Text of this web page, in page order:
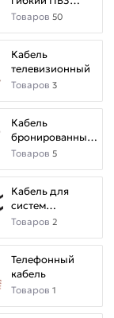
(ПуГВ)
Товаров 50
Кабель
телевизионный
Товаров 3
Кабель
бронированный
алюминиевый
Товаров 5
Кабель для
систем
видеонаблюдения
Товаров 2
Телефонный
кабель
Товаров 1